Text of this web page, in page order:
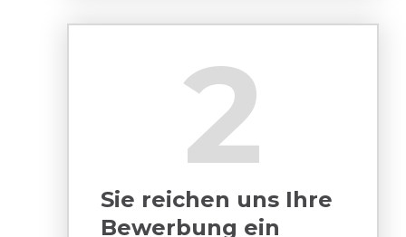
2
Sie reichen uns Ihre
Bewerbung ein